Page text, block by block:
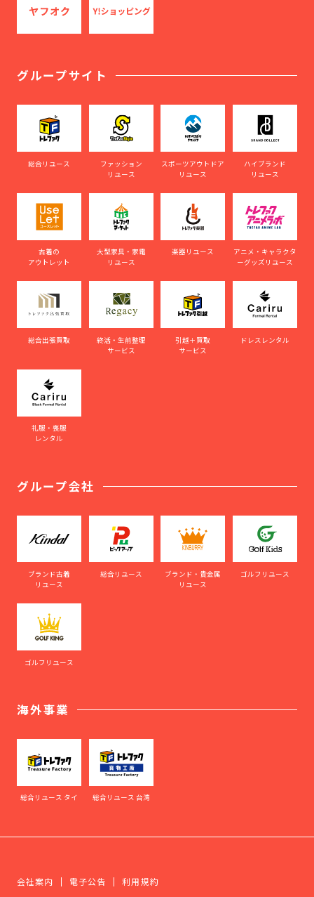
グループサイト
総合リユース
ファッション
リユース
スポーツアウトドア
リユース
ハイブランド
リユース
古着の
アウトレット
大型家具・家電
リユース
楽器リユース
アニメ・キャラクタ
ーグッズリユース
総合出張買取
終活・生前整理
サービス
引越＋買取
サービス
ドレスレンタル
礼服・喪服
レンタル
グループ会社
ブランド古着
リユース
総合リユース
ブランド・貴金属
リユース
ゴルフリユース
ゴルフリユース
海外事業
総合リユース タイ 総合リユース 台湾
会社案内 電子公告
利用規約